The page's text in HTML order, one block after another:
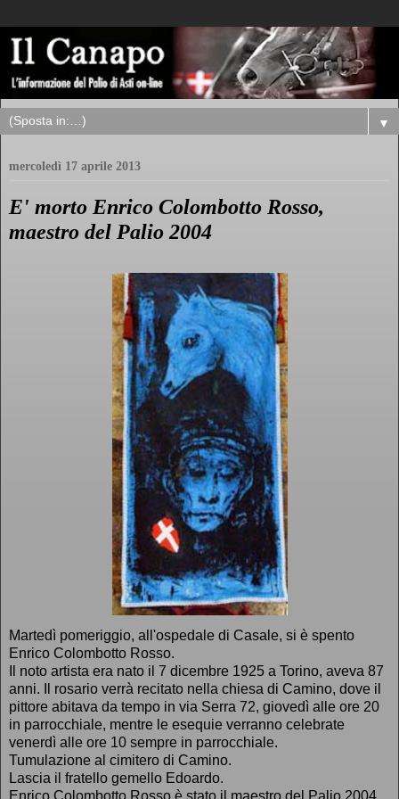
▼
mercoledì 17 aprile 2013
E' morto Enrico Colombotto Rosso,
maestro del Palio 2004
Martedì pomeriggio, all'ospedale di Casale, si è spento
Enrico Colombotto Rosso.
Il noto artista era nato il 7 dicembre 1925 a Torino, aveva 87
anni. Il rosario verrà recitato nella chiesa di Camino, dove il
pittore abitava da tempo in via Serra 72, giovedì alle ore 20
in parrocchiale, mentre le esequie verranno celebrate
venerdì alle ore 10 sempre in parrocchiale.
Tumulazione al cimitero di Camino.
Lascia il fratello gemello Edoardo.
Enrico Colombotto Rosso è stato il maestro del Palio 2004,